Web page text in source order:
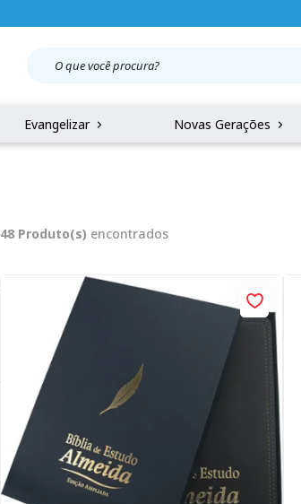
Evangelizar Novas Gerações
48 Produto(s) encontrados